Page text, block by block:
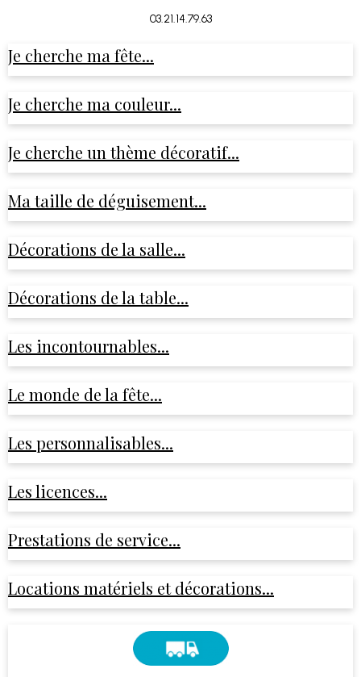
03.21.14.79.63
Je cherche ma fête...
Je cherche ma couleur...
Je cherche un thème décoratif...
Ma taille de déguisement...
Décorations de la salle...
Décorations de la table...
Les incontournables...
Le monde de la fête...
Les personnalisables...
Les licences...
Prestations de service...
Locations matériels et décorations...